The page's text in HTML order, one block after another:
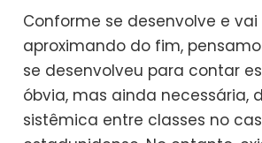
Conforme se desenvolve e vai
aproximando do fim,
se desenvolveu para contar
óbvia, mas ainda necessária,
sistêmica entre classes no